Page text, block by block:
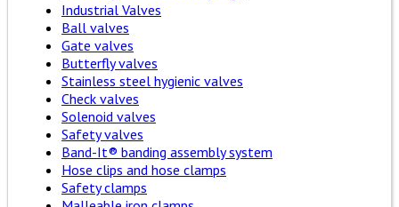
Industrial Valves
Ball valves
Gate valves
Butterfly valves
Stainless steel hygienic valves
Check valves
Solenoid valves
Safety valves
Band-It® banding assembly system
Hose clips and hose clamps
Safety clamps